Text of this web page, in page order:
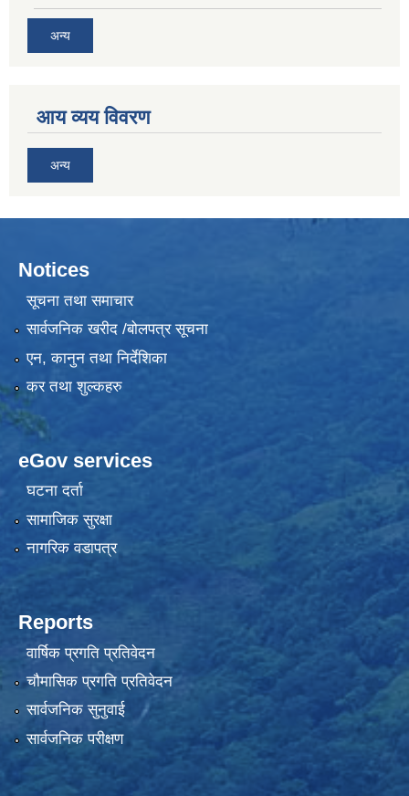
अन्य
आय व्यय विवरण
अन्य
Notices
सूचना तथा समाचार
सार्वजनिक खरीद /बोलपत्र सूचना
एन, कानुन तथा निर्देशिका
कर तथा शुल्कहरु
eGov services
घटना दर्ता
सामाजिक सुरक्षा
नागरिक वडापत्र
Reports
वार्षिक प्रगति प्रतिवेदन
चौमासिक प्रगति प्रतिवेदन
सार्वजनिक सुनुवाई
सार्वजनिक परीक्षण